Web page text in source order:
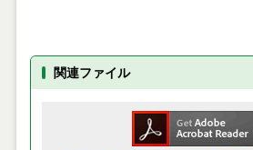
関連ファイル